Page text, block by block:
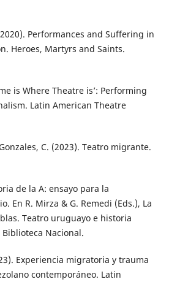
Performances and Suffering in
Heroes, Martyrs and Saints.
is Where Theatre is’: Performing
Latin American Theatre
C. (2023). Teatro migrante.
de la A: ensayo para la
En R. Mirza & G. Remedi (Eds.), La
Teatro uruguayo e historia
Nacional.
Experiencia migratoria y trauma
contemporáneo. Latin